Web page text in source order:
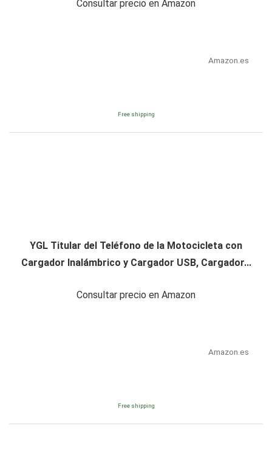
Consultar precio en Amazon
Amazon.es
Free shipping
YGL Titular del Teléfono de la Motocicleta con
Cargador Inalámbrico y Cargador USB, Cargador...
Consultar precio en Amazon
Amazon.es
Free shipping